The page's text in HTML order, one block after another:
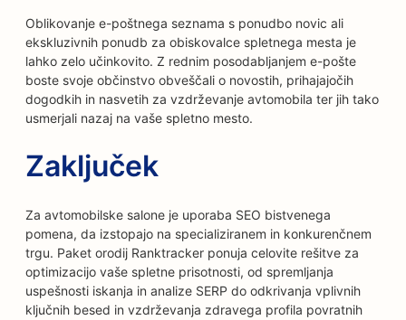
Oblikovanje e-poštnega seznama s ponudbo novic ali
ekskluzivnih ponudb za obiskovalce spletnega mesta je
lahko zelo učinkovito. Z rednim posodabljanjem e-pošte
boste svoje občinstvo obveščali o novostih, prihajajočih
dogodkih in nasvetih za vzdrževanje avtomobila ter jih tako
usmerjali nazaj na vaše spletno mesto.
Zaključek
Za avtomobilske salone je uporaba SEO bistvenega
pomena, da izstopajo na specializiranem in konkurenčnem
trgu. Paket orodij Ranktracker ponuja celovite rešitve za
optimizacijo vaše spletne prisotnosti, od spremljanja
uspešnosti iskanja in analize SERP do odkrivanja vplivnih
ključnih besed in vzdrževanja zdravega profila povratnih